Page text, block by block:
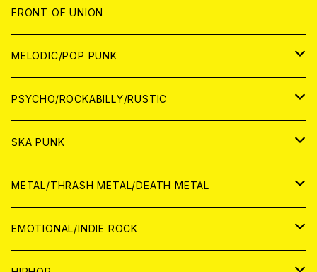
JAPAN
アナログ
CD
WORLD
アナログ
CD
FRONT OF UNION
MELODIC/POP PUNK
JAPAN
CD
ANALOG
WORLD
CD
ANALOG
PSYCHO/ROCKABILLY/RUSTIC
JAPAN
CD
ANALOG
WORLD
CD
ANALOG
SKA PUNK
JAPAN
CD
ANALOG
WORLD
CD
METAL/THRASH METAL/DEATH METAL
JAPAN
CD
EMOTIONAL/INDIE ROCK